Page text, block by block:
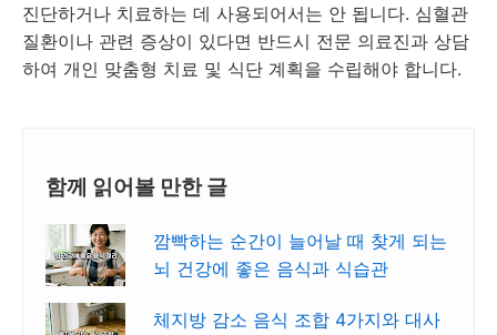
진단하거나 치료하는 데 사용되어서는 안 됩니다. 심혈관
질환이나 관련 증상이 있다면 반드시 전문 의료진과 상담
하여 개인 맞춤형 치료 및 식단 계획을 수립해야 합니다.
함께 읽어볼 만한 글
깜빡하는 순간이 늘어날 때 찾게 되는
뇌 건강에 좋은 음식과 식습관
체지방 감소 음식 조합 4가지와 대사